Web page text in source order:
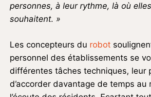
personnes, à leur rythme, là où
souhaitent. »
Les concepteurs du robot
personnel des établissements se
différentes tâches techniques, leur
d’accorder davantage de temps au